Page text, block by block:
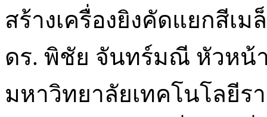
สร้างเครื่องยิงคัดแยกสีเม
ดร. พิชัย จันทร์มณี หัวหน้
มหาวิทยาลัยเทคโนโลยีร